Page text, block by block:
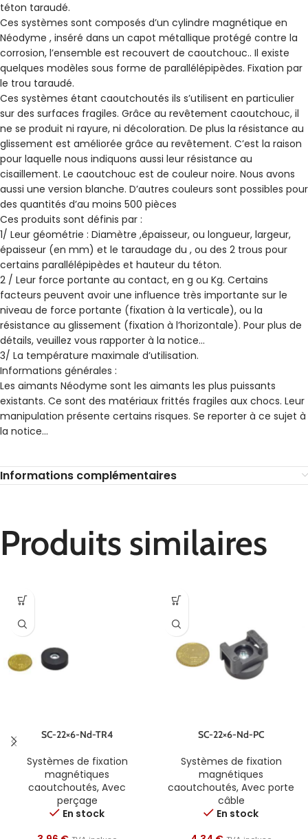
téton taraudé.
Ces systèmes sont composés d’un cylindre magnétique en
Néodyme , inséré dans un capot métallique protégé contre la
corrosion, l’ensemble est recouvert de caoutchouc.. Il existe
quelques modèles sous forme de parallélépipèdes. Fixation par
le trou taraudé.
Ces systèmes étant caoutchoutés ils s’utilisent en particulier
sur des surfaces fragiles. Grâce au revêtement caoutchouc, il
ne se produit ni rayure, ni décoloration. De plus la résistance au
glissement est améliorée grâce au revêtement. C’est la raison
pour laquelle nous indiquons aussi leur résistance au
cisaillement. Le caoutchouc est de couleur noire. Nous avons
aussi une version blanche. D’autres couleurs sont possibles pour
des quantités d’au moins 500 pièces
Ces produits sont définis par :
1/ Leur géométrie : Diamètre ,épaisseur, ou longueur, largeur,
épaisseur (en mm) et le taraudage du , ou des 2 trous pour
certains parallélépipèdes et hauteur du téton.
2 / Leur force portante au contact, en g ou Kg. Certains
facteurs peuvent avoir une influence très importante sur le
niveau de force portante (fixation à la verticale), ou la
résistance au glissement (fixation à l’horizontale). Pour plus de
détails, veuillez vous rapporter à la notice…
3/ La température maximale d’utilisation.
Informations générales :
Les aimants Néodyme sont les aimants les plus puissants
existants. Ce sont des matériaux frittés fragiles aux chocs. Leur
manipulation présente certains risques. Se reporter à ce sujet à
la notice…
Informations complémentaires
Produits similaires
SC-22×6-Nd-TR4
Systèmes de fixation
magnétiques
caoutchoutés, Avec
perçage
En stock
SC-22×6-Nd-PC
Systèmes de fixation
magnétiques
caoutchoutés, Avec porte
câble
En stock